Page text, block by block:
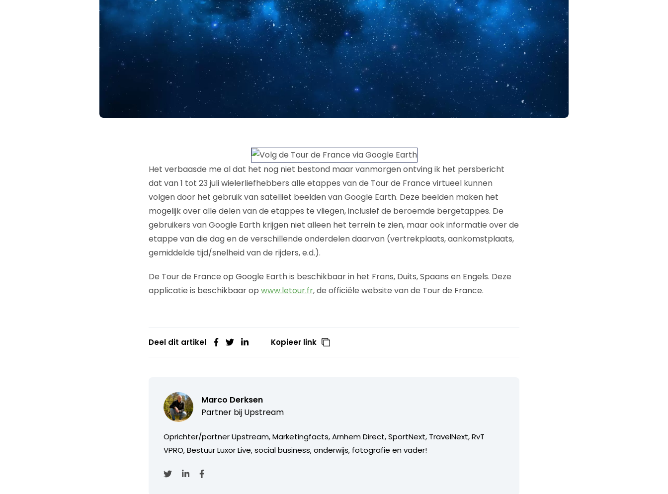
Het verbaasde me al dat het nog niet bestond maar vanmorgen ontving ik het persbericht
dat van 1 tot 23 juli wielerliefhebbers alle etappes van de Tour de France virtueel kunnen
volgen door het gebruik van satelliet beelden van Google Earth. Deze beelden maken het
mogelijk over alle delen van de etappes te vliegen, inclusief de beroemde bergetappes. De
gebruikers van Google Earth krijgen niet alleen het terrein te zien, maar ook informatie over de
etappe van die dag en de verschillende onderdelen daarvan (vertrekplaats, aankomstplaats,
gemiddelde tijd/snelheid van de rijders, e.d.).
De Tour de France op Google Earth is beschikbaar in het Frans, Duits, Spaans en Engels. Deze
applicatie is beschikbaar op www.letour.fr, de officiële website van de Tour de France.
Deel dit artikel Kopieer link
Marco Derksen
Partner bij Upstream
Oprichter/partner Upstream, Marketingfacts, Arnhem Direct, SportNext, TravelNext, RvT
VPRO, Bestuur Luxor Live, social business, onderwijs, fotografie en vader!